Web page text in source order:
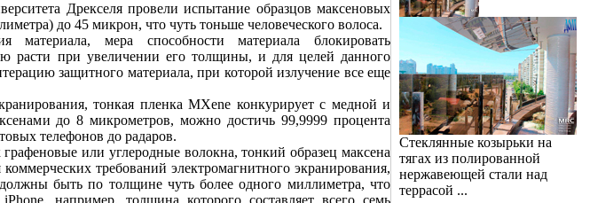
Дрекселя провели испытание образцов максеновых
до 45 микрон, что чуть тоньше человеческого волоса.
мера способности материала блокировать
расти при увеличении его толщины, и для целей данного
защитного материала, при которой излучение все еще
тонкая пленка MXene конкурирует с медной и
до 8 микрометров, можно достичь 99,9999 процента
телефонов до радаров.
или углеродные волокна, тонкий образец максена
требований электромагнитного экранирования,
быть по толщине чуть более одного миллиметра, что
например, толщина которого составляет всего семь
Стеклянные козырьки на
тягах из полированной
нержавеющей стали над
террасой ...